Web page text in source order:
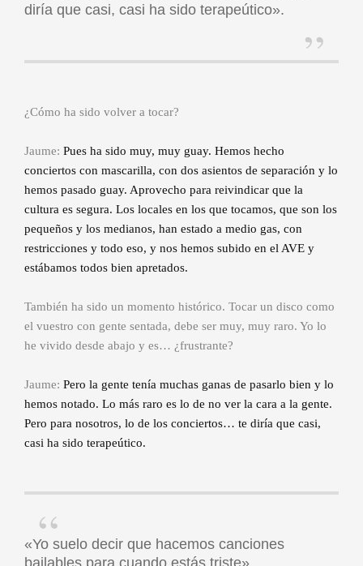
diría que casi, casi ha sido terapeútico».
¿Cómo ha sido volver a tocar?
Jaume: Pues ha sido muy, muy guay. Hemos hecho
conciertos con mascarilla, con dos asientos de separación y lo
hemos pasado guay. Aprovecho para reivindicar que la
cultura es segura. Los locales en los que tocamos, que son los
pequeños y los medianos, han estado a medio gas, con
restricciones y todo eso, y nos hemos subido en el AVE y
estábamos todos bien apretados.
También ha sido un momento histórico. Tocar un disco como
el vuestro con gente sentada, debe ser muy, muy raro. Yo lo
he vivido desde abajo y es… ¿frustrante?
Jaume: Pero la gente tenía muchas ganas de pasarlo bien y lo
hemos notado. Lo más raro es lo de no ver la cara a la gente.
Pero para nosotros, lo de los conciertos… te diría que casi,
casi ha sido terapeútico.
«Yo suelo decir que hacemos canciones
bailables para cuando estás triste».